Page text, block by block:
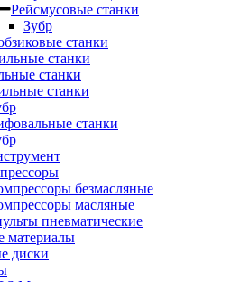
Рейсмусовые станки
Зубр
станки
станки
станки
станки
станки
безмасляные
масляные
пневматические
материалы
диски